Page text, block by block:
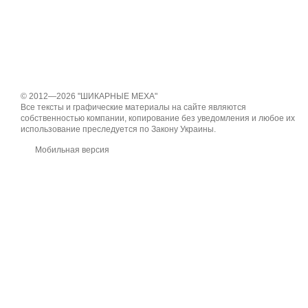
© 2012—2026 "ШИКАРНЫЕ МЕХА"
Все тексты и графические материалы на сайте являются
собственностью компании, копирование без уведомления и любое их
использование преследуется по Закону Украины.
Мобильная версия